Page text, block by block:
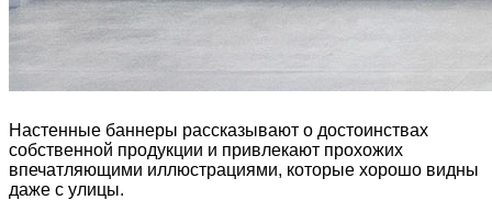
Настенные баннеры рассказывают о достоинствах
собственной продукции и привлекают прохожих
впечатляющими иллюстрациями, которые хорошо видны
даже с улицы.